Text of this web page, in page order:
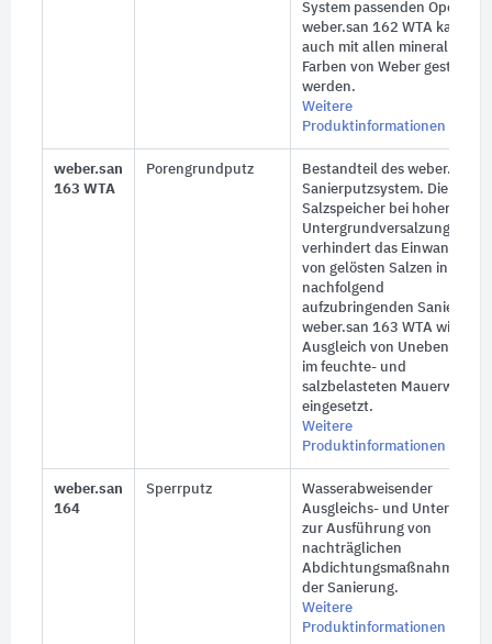
System passenden
weber.san 162 WTA kann
auch mit allen mineralischen
Farben von Weber gestrichen
werden.
Weitere
Produktinformationen
weber.san
163 WTA
Porengrundputz
Bestandteil des weber.san
Sanierputzsystem. Dient als
Salzspeicher bei hoher
Untergrundversalzung und
verhindert das Einwandern
von gelösten Salzen in den
nachfolgend
aufzubringenden Sanierputz.
weber.san 163 WTA wird
Ausgleich von Unebenheiten
im feuchte- und
salzbelasteten Mauerwerk
eingesetzt.
Weitere
Produktinformationen
weber.san
164
Sperrputz
Wasserabweisender
Ausgleichs- und Unterputz
zur Ausführung von
nachträglichen
Abdichtungsmaßnahmen in
der Sanierung.
Weitere
Produktinformationen